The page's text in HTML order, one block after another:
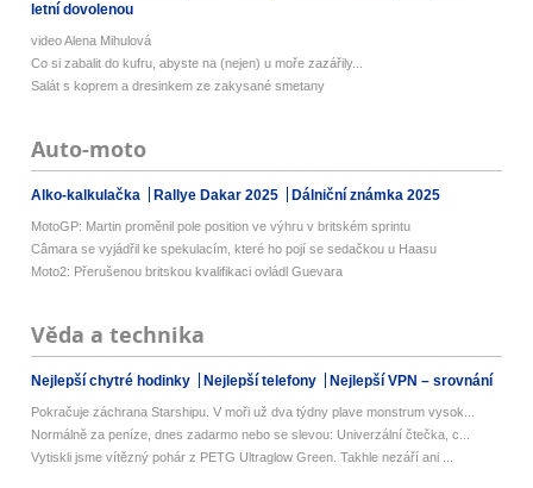
letní dovolenou
video Alena Mihulová
Co si zabalit do kufru, abyste na (nejen) u moře zazářily...
Salát s koprem a dresinkem ze zakysané smetany
Auto-moto
Alko-kalkulačka Rallye Dakar 2025 Dálniční známka 2025
MotoGP: Martin proměnil pole position ve výhru v britském sprintu
Câmara se vyjádřil ke spekulacím, které ho pojí se sedačkou u Haasu
Moto2: Přerušenou britskou kvalifikaci ovládl Guevara
Věda a technika
Nejlepší chytré hodinky Nejlepší telefony Nejlepší VPN – srovnání
Pokračuje záchrana Starshipu. V moři už dva týdny plave monstrum vysok...
Normálně za peníze, dnes zadarmo nebo se slevou: Univerzální čtečka, c...
Vytiskli jsme vítězný pohár z PETG Ultraglow Green. Takhle nezáří ani ...